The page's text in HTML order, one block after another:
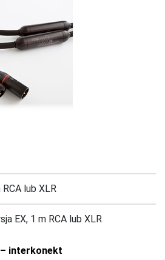
RCA lub XLR
EX, 1 m RCA lub XLR
– interkonekt